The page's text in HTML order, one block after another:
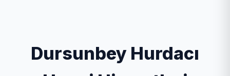
Dursunbey Hurdacı